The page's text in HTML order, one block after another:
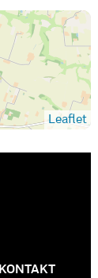
Leaflet
KONTAKT